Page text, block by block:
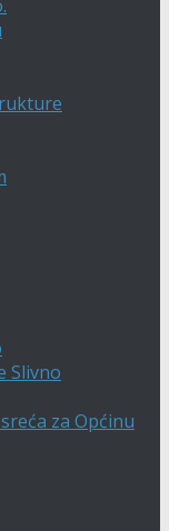
Slivno
za Općinu